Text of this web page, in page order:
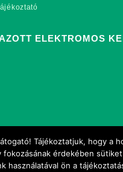
ELEKTROMOS
Tájékoztatjuk, hogy a
fokozásának érdekében sütiket
használatával ön a